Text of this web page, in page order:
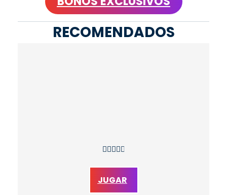
RECOMENDADOS
    
JUGAR